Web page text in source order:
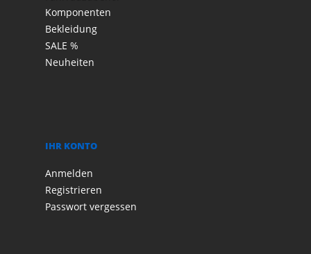
Komponenten
Bekleidung
SALE %
Neuheiten
IHR KONTO
Anmelden
Registrieren
Passwort vergessen